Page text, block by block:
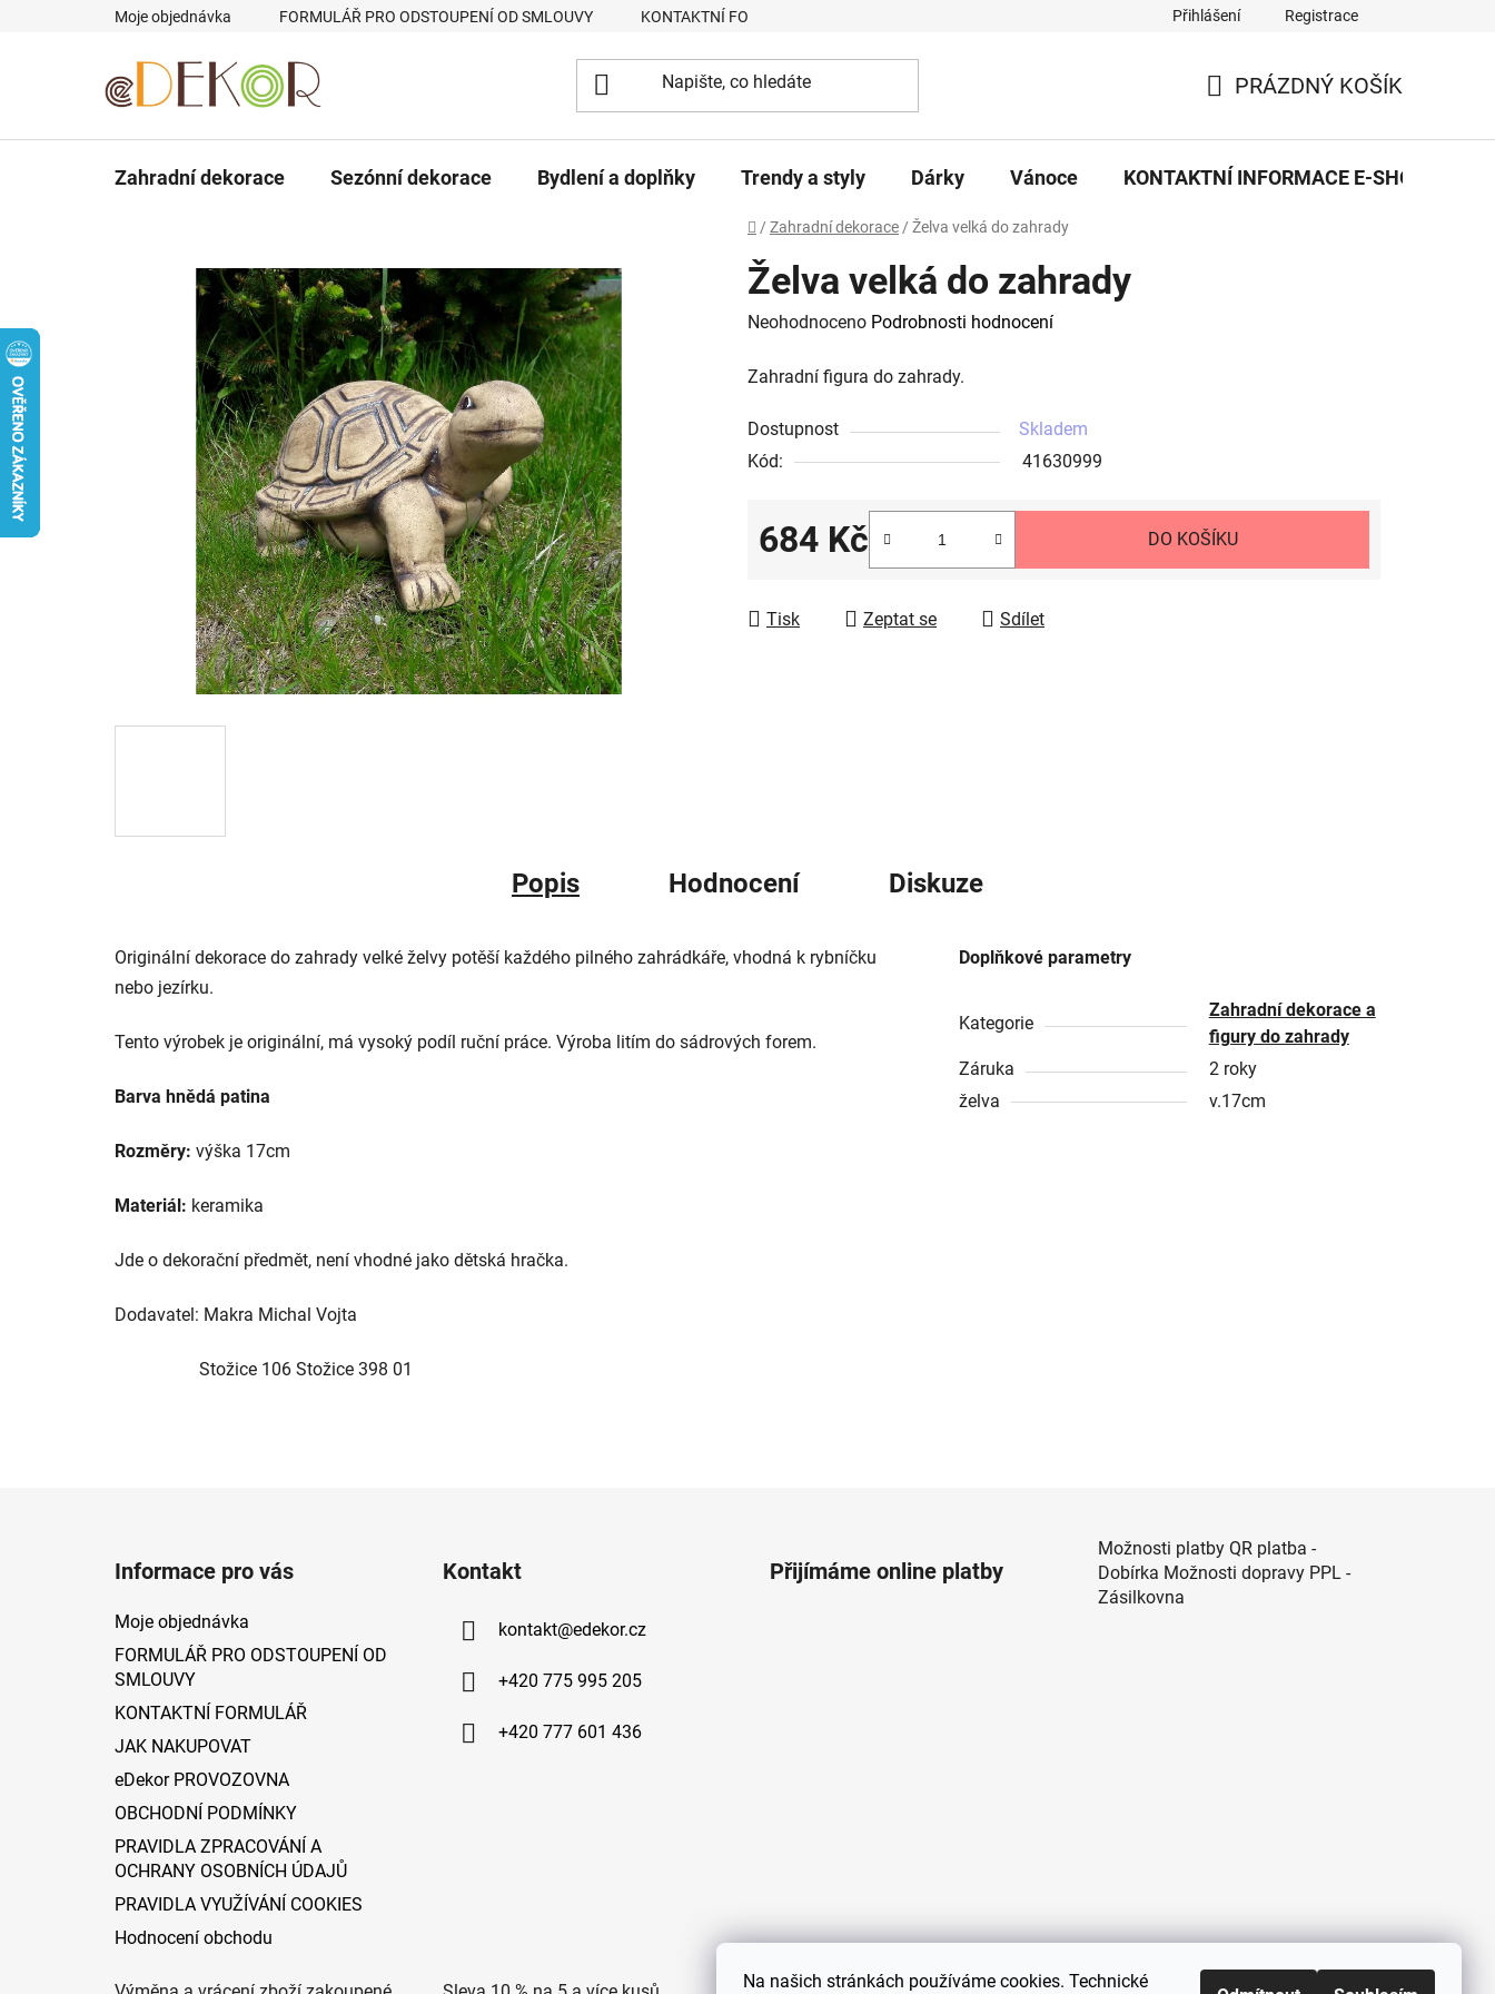
Na našich stránkách používáme cookies. Technické
Moje objednávka FORMULÁŘ PRO ODSTOUPENÍ OD SMLOUVY KONTAKTNÍ FORMULÁŘ eDekor PROVOZOVNA OBCHODNÍ PODMÍNKY
Přihlášení Registrace
KOŠÍK
PRÁZDNÝ KOŠÍK
Zahradní dekorace Sezónní dekorace Bydlení a doplňky Trendy a styly Dárky Vánoce KONTAKTNÍ INFORMACE E-SHOPU
Domů
/ Zahradní dekorace / Želva velká do zahrady
Želva velká do zahrady
Průměrné
produktu
0,0
z
hvězdiček.
Neohodnoceno Podrobnosti hodnocení
Zahradní figura do zahrady.
Dostupnost
Skladem
Kód:
41630999
684 Kč DO KOŠÍKU
Tisk Zeptat se Sdílet
Popis Hodnocení Diskuze
Originální dekorace do zahrady velké želvy potěší každého pilného zahrádkáře, vhodná k rybníčku
nebo jezírku.
Tento výrobek je originální, má vysoký podíl ruční práce. Výroba litím do sádrových forem.
Barva hnědá patina
Rozměry: výška 17cm
Materiál: keramika
Jde o dekorační předmět, není vhodné jako dětská hračka.
Dodavatel: Makra Michal Vojta
Stožice 106 Stožice 398 01
Doplňkové parametry
Kategorie
Zahradní dekorace a
figury do zahrady
Záruka
2 roky
želva
v.17cm
Informace pro vás
Moje objednávka
FORMULÁŘ PRO ODSTOUPENÍ OD
SMLOUVY
KONTAKTNÍ FORMULÁŘ
JAK NAKUPOVAT
eDekor PROVOZOVNA
OBCHODNÍ PODMÍNKY
PRAVIDLA ZPRACOVÁNÍ A
OCHRANY OSOBNÍCH ÚDAJŮ
PRAVIDLA VYUŽÍVÁNÍ COOKIES
Hodnocení obchodu
Kontakt
kontakt@edekor.cz
+420 775 995 205
+420 777 601 436
Přijímáme online platby
Možnosti platby QR platba -
Dobírka Možnosti dopravy PPL -
Zásilkovna